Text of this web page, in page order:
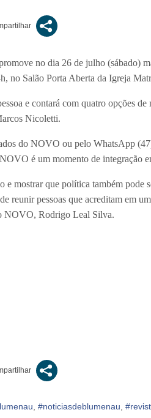
no dia 26 de julho (sábado)
no Salão Porta Aberta da Igreja
e contará com quatro opções
Nicoletti.
do NOVO ou pelo WhatsApp
é um momento de integração
e mostrar que política também
reunir pessoas que acreditam em
NOVO, Rodrigo Leal Silva.
#noticiasdeblumenau